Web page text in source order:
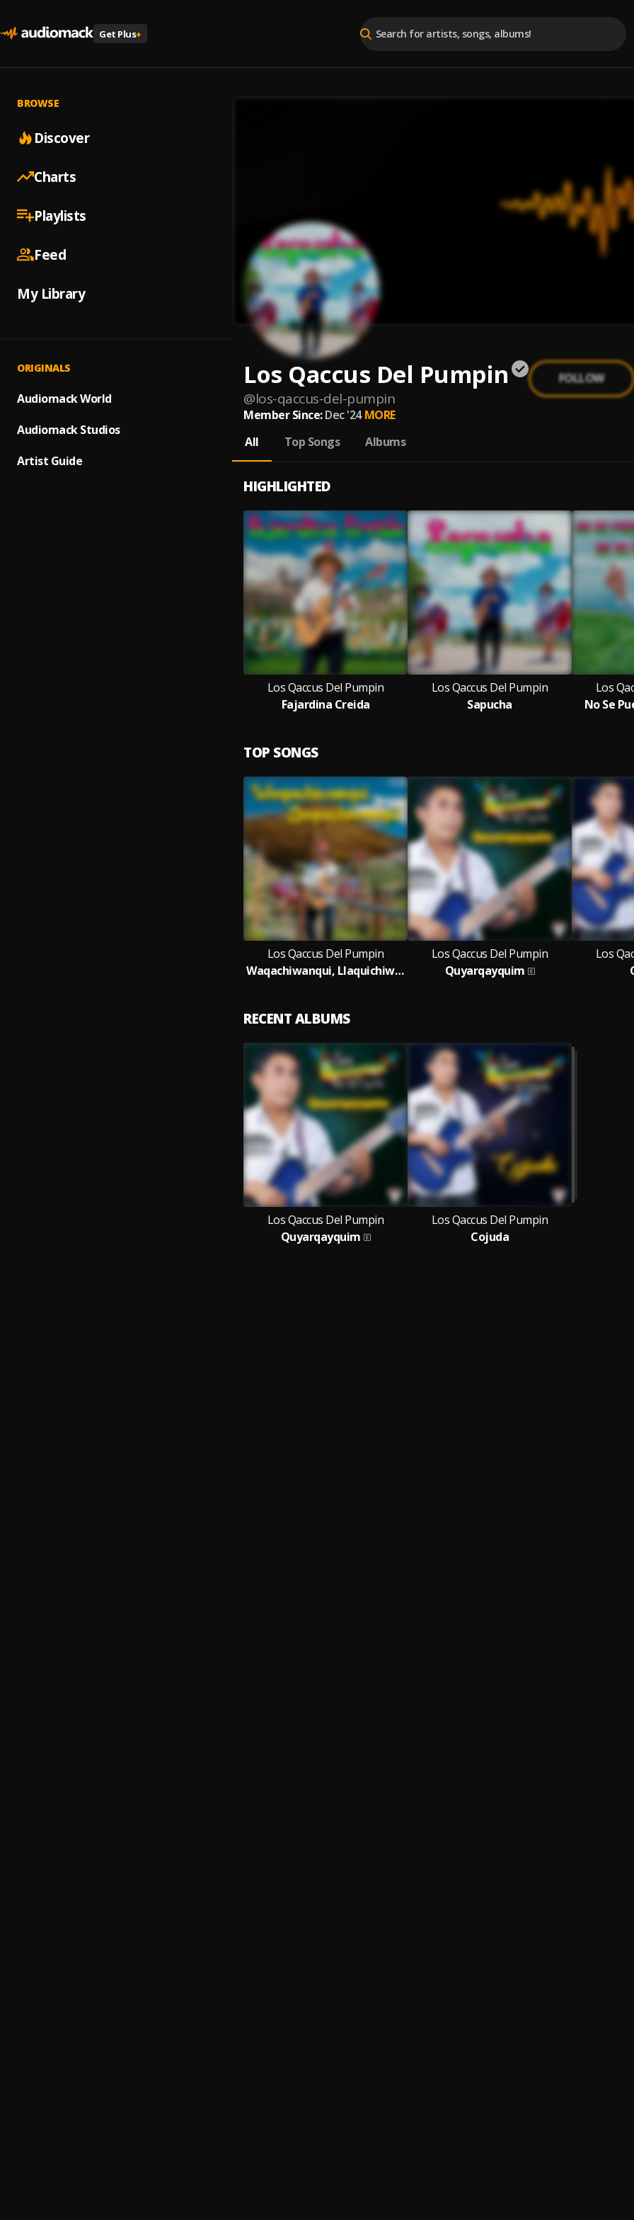
Get Plus+
BROWSE
Discover
Charts
Playlists
Feed
My Library
ORIGINALS
Audiomack World
Audiomack Studios
Artist Guide
Los Qaccus Del Pumpin
@los-qaccus-del-pumpin
FOLLOW
Member Since: Dec '24 MORE
All
Top Songs Albums
HIGHLIGHTED
Los Qaccus Del Pumpin
Fajardina Creida
Los Qaccus Del Pumpin
Sapucha
Los
No Se
TOP SONGS
Los Qaccus Del Pumpin
Waqachiwanqui, Llaquichiwanqui
Los Qaccus Del Pumpin
Quyarqayquim
Los
RECENT ALBUMS
Los Qaccus Del Pumpin
Quyarqayquim
Los Qaccus Del Pumpin
Cojuda